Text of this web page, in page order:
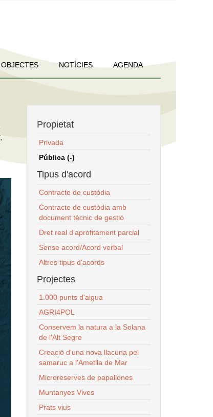
OBJECTES NOTÍCIES AGENDA
Propietat
Privada
Pública (-)
Tipus d'acord
Contracte de custòdia
Contracte de custòdia amb
document tècnic de gestió
Dret real d'aprofitament parcial
Sense acord/Acord verbal
Altres tipus d'acords
Projectes
1.000 punts d'aigua
AGRI4POL
Conservem la natura a la Solana
de l'Alt Segre
Creació d'una nova llacuna pel
samaruc a l'Ametlla de Mar
Microreserves de papallones
Muntanyes Vives
Prats vius